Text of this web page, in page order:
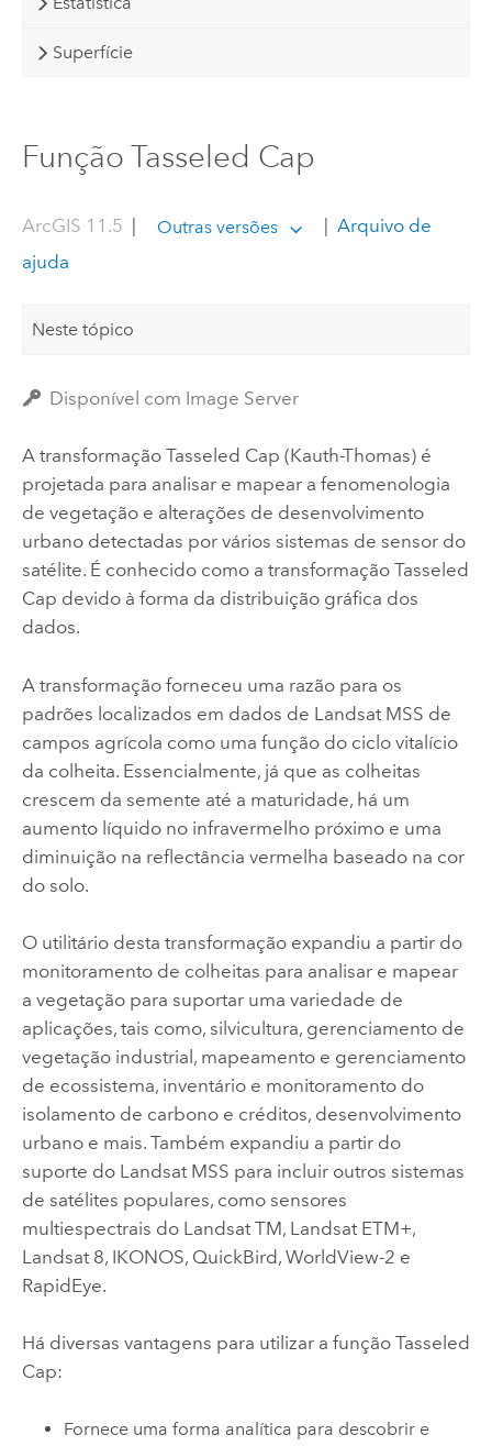
Superfície
Função Tasseled Cap
ArcGIS 11.5 Outras versões
Arquivo de
ajuda
Neste tópico
Disponível com Image Server
A transformação Tasseled Cap (Kauth-Thomas) é
projetada para analisar e mapear a fenomenologia
de vegetação e alterações de desenvolvimento
urbano detectadas por vários sistemas de sensor do
satélite. É conhecido como a transformação Tasseled
Cap devido à forma da distribuição gráfica dos
dados.
A transformação forneceu uma razão para os
padrões localizados em dados de Landsat MSS de
campos agrícola como uma função do ciclo vitalício
da colheita. Essencialmente, já que as colheitas
crescem da semente até a maturidade, há um
aumento líquido no infravermelho próximo e uma
diminuição na reflectância vermelha baseado na cor
do solo.
O utilitário desta transformação expandiu a partir do
monitoramento de colheitas para analisar e mapear
a vegetação para suportar uma variedade de
aplicações, tais como, silvicultura, gerenciamento de
vegetação industrial, mapeamento e gerenciamento
de ecossistema, inventário e monitoramento do
isolamento de carbono e créditos, desenvolvimento
urbano e mais. Também expandiu a partir do
suporte do Landsat MSS para incluir outros sistemas
de satélites populares, como sensores
multiespectrais do Landsat TM, Landsat ETM+,
Landsat 8, IKONOS, QuickBird, WorldView-2 e
RapidEye.
Há diversas vantagens para utilizar a função Tasseled
Cap:
Fornece uma forma analítica para descobrir e